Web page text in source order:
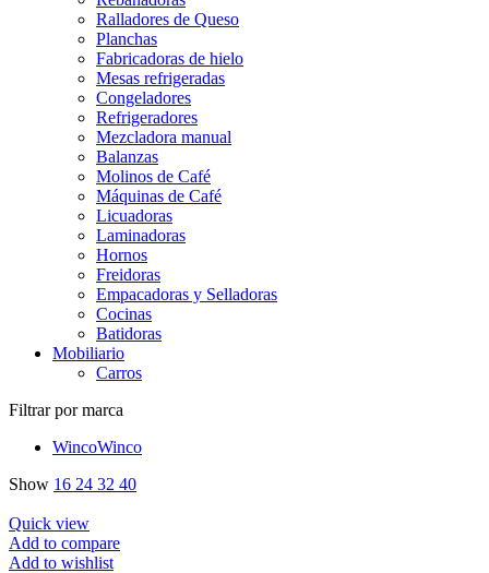
Ralladores de Queso
Planchas
Fabricadoras de hielo
Mesas refrigeradas
Congeladores
Refrigeradores
Mezcladora manual
Balanzas
Molinos de Café
Máquinas de Café
Licuadoras
Laminadoras
Hornos
Freidoras
Empacadoras y Selladoras
Cocinas
Batidoras
Mobiliario
Carros
Filtrar por marca
WincoWinco
Show 16 24 32 40
Quick view
Add to compare
Add to wishlist